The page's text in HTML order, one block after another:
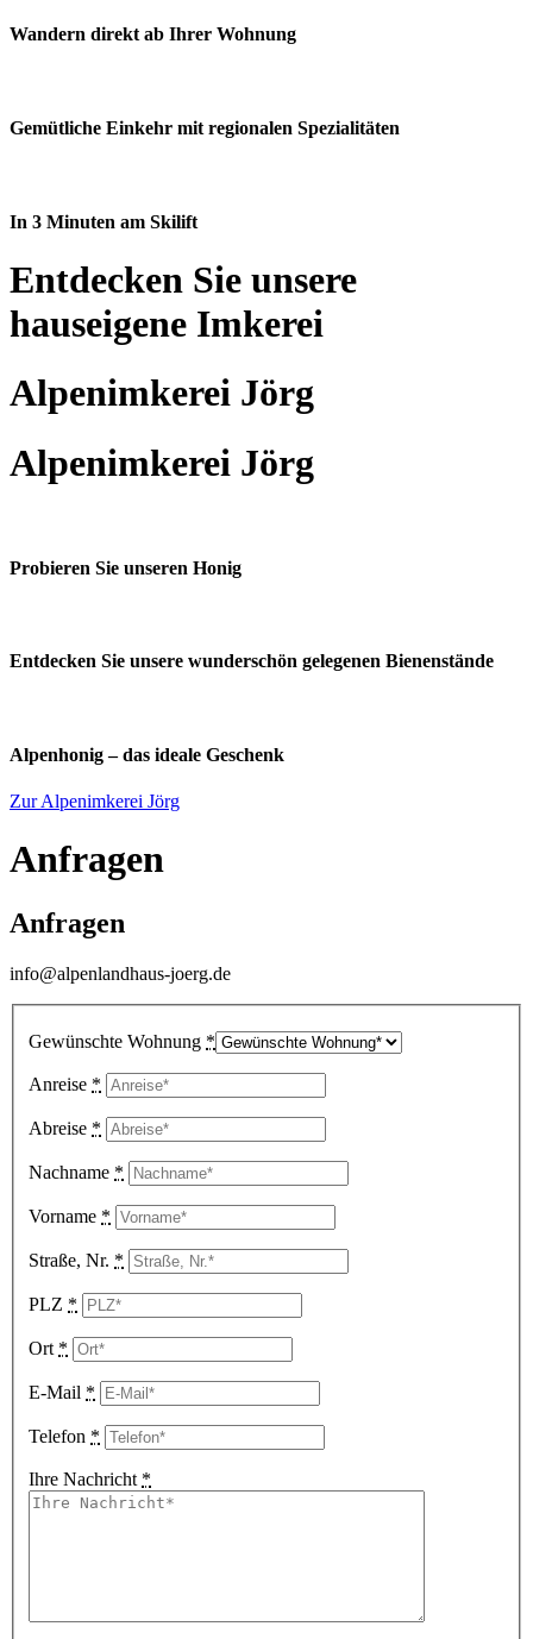
Wandern direkt ab Ihrer Wohnung
Gemütliche Einkehr mit regionalen Spezialitäten
In 3 Minuten am Skilift
Entdecken Sie unsere
hauseigene Imkerei
Alpenimkerei Jörg
Alpenimkerei Jörg
Probieren Sie unseren Honig
Entdecken Sie unsere wunderschön gelegenen Bienenstände
Alpenhonig – das ideale Geschenk
Zur Alpenimkerei Jörg
Anfragen
Anfragen
info@alpenlandhaus-joerg.de
Gewünschte Wohnung *
Anreise *
Abreise *
Nachname *
Vorname *
Straße, Nr. *
PLZ *
Ort *
E-Mail *
Telefon *
Ihre Nachricht *